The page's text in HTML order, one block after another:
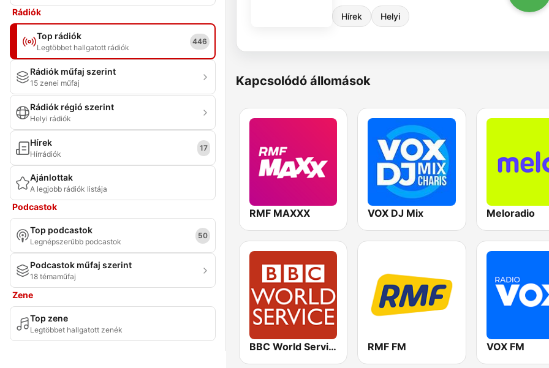
Rádiók
Top rádiók
Legtöbbet hallgatott rádiók
446
Rádiók műfaj szerint
15 zenei műfaj
Rádiók régió szerint
Helyi rádiók
Hírek
Hírrádiók
17
Ajánlottak
A legjobb rádiók listája
Podcastok
Top podcastok
Legnépszerűbb podcastok
50
Podcastok műfaj szerint
18 témaműfaj
Zene
Top zene
Legtöbbet hallgatott zenék
Hírek Helyi
Kapcsolódó állomások
RMF MAXXX VOX DJ Mix Meloradio
BBC World Service RMF FM VOX FM